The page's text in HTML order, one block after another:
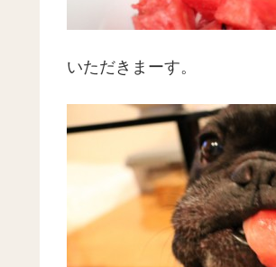
いただきまーす。